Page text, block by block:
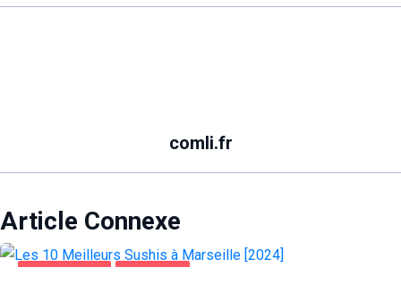
comli.fr
Article Connexe
ALIMENTATION MARSEILLE